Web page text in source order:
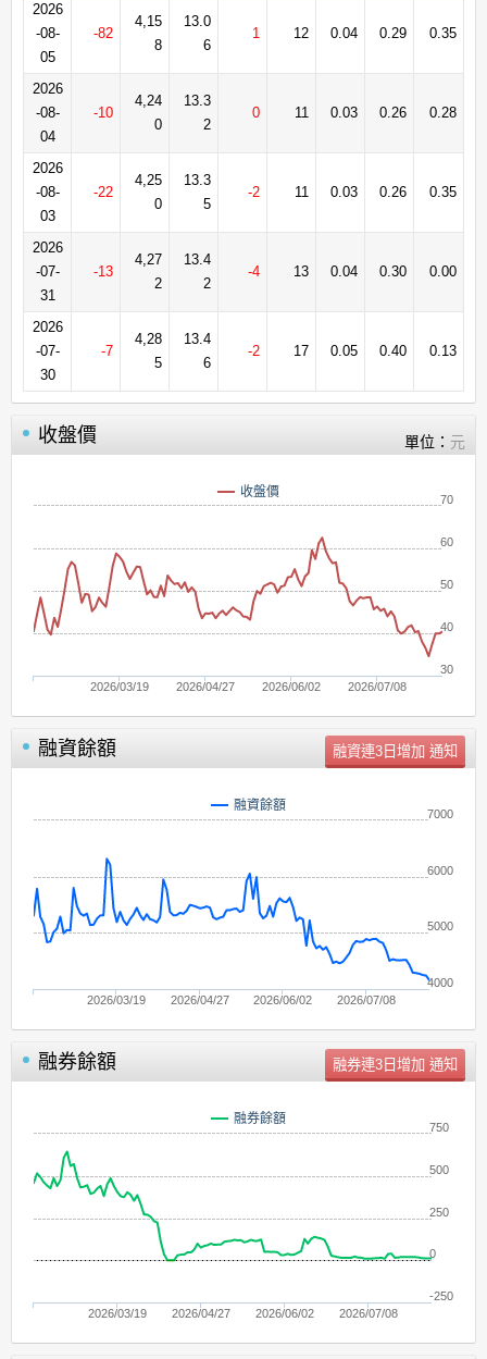
2026
-08-
05
-82
4,15
8
13.0
6
1 12 0.04 0.29 0.35
2026
-08-
04
-10
4,24
0
13.3
2
0 11 0.03 0.26 0.28
2026
-08-
03
-22
4,25
0
13.3
5
-2 11 0.03 0.26 0.35
2026
-07-
31
-13
4,27
2
13.4
2
-4 13 0.04 0.30 0.00
2026
-07-
30
-7
4,28
5
13.4
6
-2 17 0.05 0.40 0.13
收盤價 單位： 元
收盤價
2026/03/19 2026/04/27 2026/06/02 2026/07/08
30
40
50
60
70
融資餘額 單位：張
融資餘額
2026/03/19 2026/04/27 2026/06/02 2026/07/08
4000
5000
6000
7000
融券餘額 單位：張
融券餘額
2026/03/19 2026/04/27 2026/06/02 2026/07/08
-250
0
250
500
750